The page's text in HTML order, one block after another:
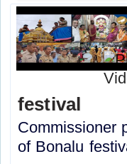
festival
Commissioner
of Bonalu